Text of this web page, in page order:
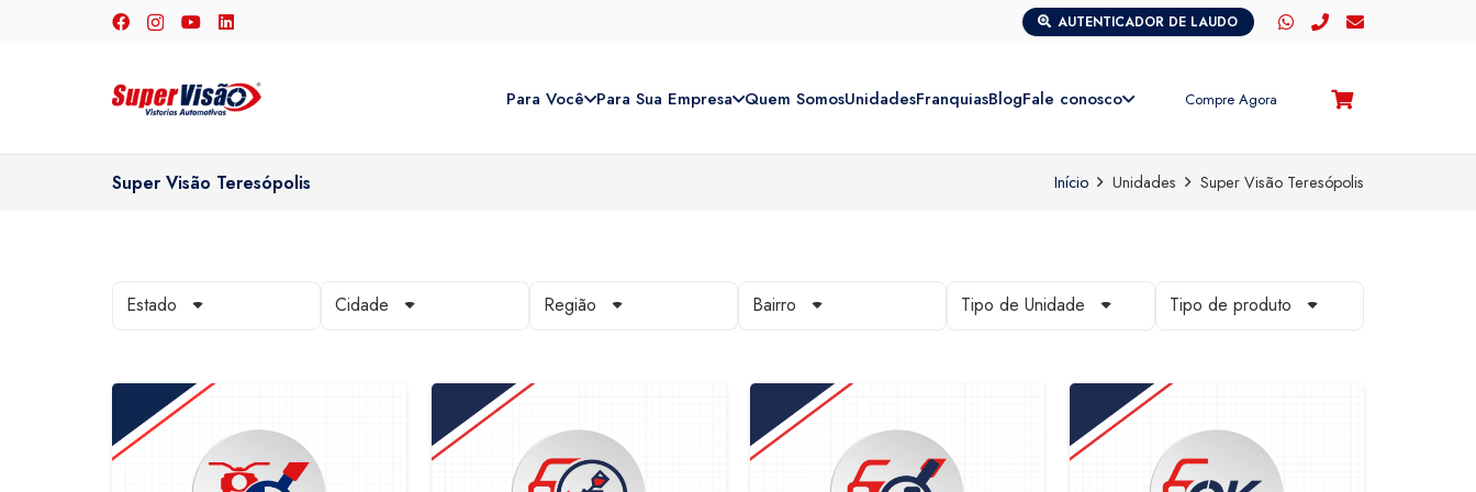
AUTENTICADOR DE LAUDO
Para Você Para Sua Empresa Quem SomosUnidadesFranquiasBlogFale conosco Compre Agora
Super Visão Teresópolis Início Unidades Super Visão Teresópolis
Estado Cidade Região Bairro Tipo de Unidade Tipo de produto